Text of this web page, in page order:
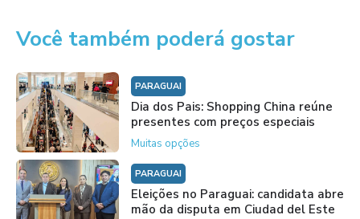
Você também poderá gostar
PARAGUAI
Dia dos Pais: Shopping China reúne
presentes com preços especiais
Muitas opções
PARAGUAI
Eleições no Paraguai: candidata abre
mão da disputa em Ciudad del Este